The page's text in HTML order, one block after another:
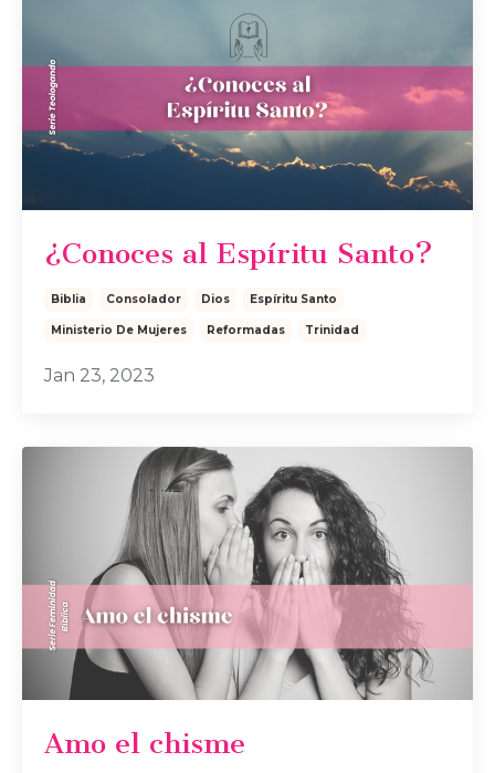
¿Conoces al Espíritu Santo?
Biblia Consolador Dios Espíritu Santo
Ministerio De Mujeres Reformadas Trinidad
Jan 23, 2023
Amo el chisme